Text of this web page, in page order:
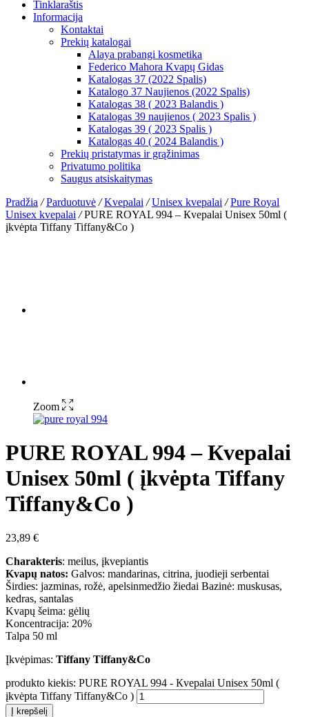
Tinklaraštis
Informacija
Kontaktai
Prekių katalogai
Alaya prabangi kosmetika
Federico Mahora Kvapų Gidas
Katalogas 37 (2022 Spalis)
Katalogo 37 Naujienos (2022 Spalis)
Katalogas 38 ( 2023 Balandis )
Katalogas 39 naujienos ( 2023 Spalis )
Katalogas 39 ( 2023 Spalis )
Katalogas 40 ( 2024 Balandis )
Prekių pristatymas ir grąžinimas
Privatumo politika
Saugus atsiskaitymas
Pradžia / Parduotuvė / Kvepalai / Unisex kvepalai / Pure Royal
Unisex kvepalai /PURE ROYAL 994 – Кvepalai Unisex 50ml (
įkvėpta Tiffany Tiffany&Co )
Zoom
PURE ROYAL 994 – Кvepalai
Unisex 50ml ( įkvėpta Tiffany
Tiffany&Co )
23,89 €
Charakteris: meilus, įkvepiantis
Kvapų natos: Galvos: mandarinas, citrina, juodieji serbentai
Širdies: jazminas, rožė, apelsinmedžio žiedai Bazinė: muskusas,
kedras, santalas
Kvapų šeima: gėlių
Koncentracija: 20%
Talpa 50 ml
Įkvėpimas: Tiffany Tiffany&Co
produkto kiekis: PURE ROYAL 994 - Кvepalai Unisex 50ml (
įkvėpta Tiffany Tiffany&Co )
Į krepšelį